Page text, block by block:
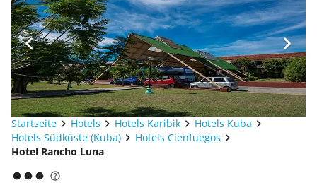
Startseite Hotels Hotels Karibik
Hotels Kuba
Hotels Südküste (Kuba)
Hotels Cienfuegos
Hotel Rancho Luna